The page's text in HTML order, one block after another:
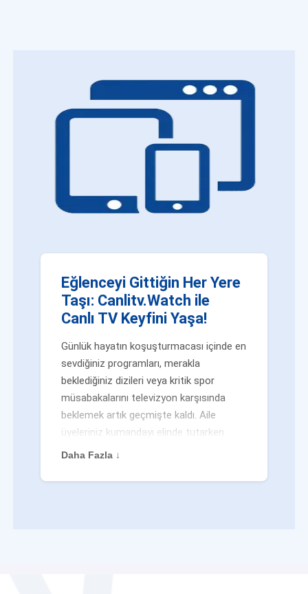
Eğlenceyi Gittiğin Her Yere
Taşı: Canlitv.Watch ile
Canlı TV Keyfini Yaşa!
Günlük hayatın koşuşturmacası içinde en
sevdiğiniz programları, merakla
beklediğiniz dizileri veya kritik spor
müsabakalarını televizyon karşısında
beklemek artık geçmişte kaldı. Aile
üyeleriniz kumandayı elinde tutarken
veya siz evden uzaktayken bile
değilsiniz. Geleneksel yayıncılığın
Daha Fazla ↓